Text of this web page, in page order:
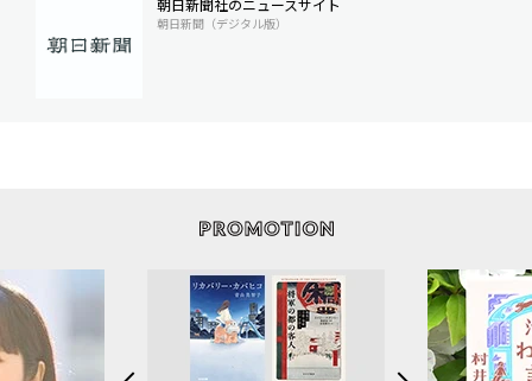
朝日新聞社のニュースサイト
朝日新聞（デジタル版）